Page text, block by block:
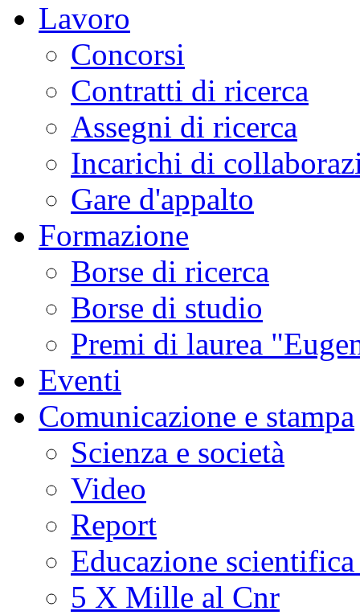
Lavoro
Concorsi
Contratti di ricerca
Assegni di ricerca
Incarichi di
Gare d'appalto
Formazione
Borse di ricerca
Borse di studio
Premi di laurea
Eventi
Comunicazione e stampa
Scienza e società
Video
Report
Educazione
5 X Mille al Cnr